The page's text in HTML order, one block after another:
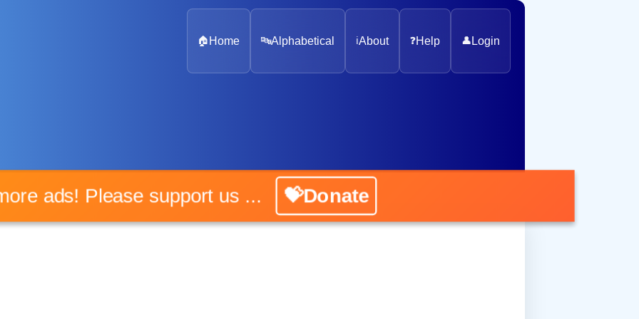
🏠 Home 🔤Alphabetical ℹ️About ❓Help 👤 Login
ads! Please support us ... 💝Donate